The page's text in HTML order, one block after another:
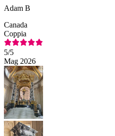
Adam B
Canada
Coppia
5/5
Mag 2026